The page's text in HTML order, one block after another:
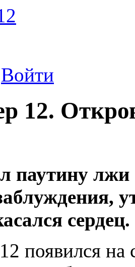
Войти
12.
паутину лжи
сердец.
появился на